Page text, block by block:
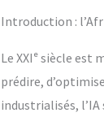
Introduction :
Le XXIᵉ siècle
prédire,
industrialisés,